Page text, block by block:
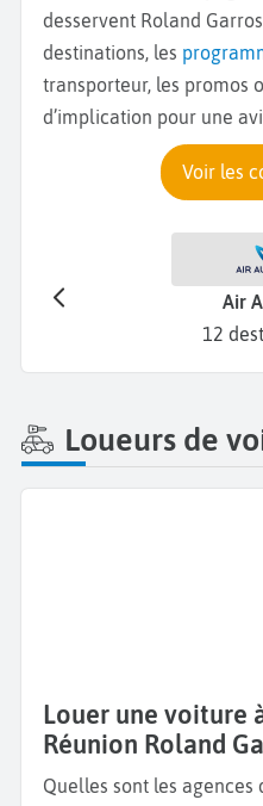
desservent Roland
destinations, les
transporteur, les promos
d’implication pour une
Voir les
Air
12
Loueurs de
Louer une voiture
Réunion Roland
Quelles sont les